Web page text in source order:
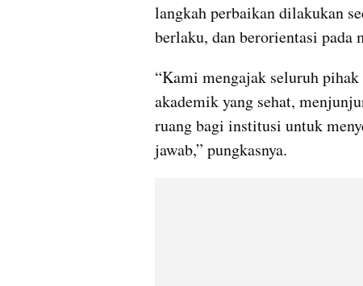
langkah perbaikan dilakukan
berlaku, dan berorientasi pada
“Kami mengajak seluruh
akademik yang sehat,
ruang bagi institusi untuk
jawab,” pungkasnya.